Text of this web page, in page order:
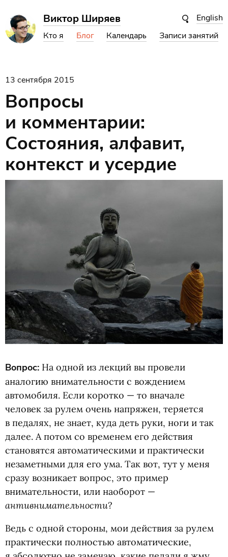
English
Виктор Ширяев
Кто я Блог Календарь Записи занятий
13 сентября 2015
Вопросы
и комментарии:
Состояния, алфавит,
контекст и усердие
Вопрос: На одной из лекций вы провели
аналогию внимательности с вождением
автомобиля. Если коротко — то вначале
человек за рулем очень напряжен, теряется
в педалях, не знает, куда деть руки, ноги и так
далее. А потом со временем его действия
становятся автоматическими и практически
незаметными для его ума. Так вот, тут у меня
сразу возникает вопрос, это пример
внимательности, или наоборот —
антивнимательности?
Ведь с одной стороны, мои действия за рулем
практически полностью автоматические,